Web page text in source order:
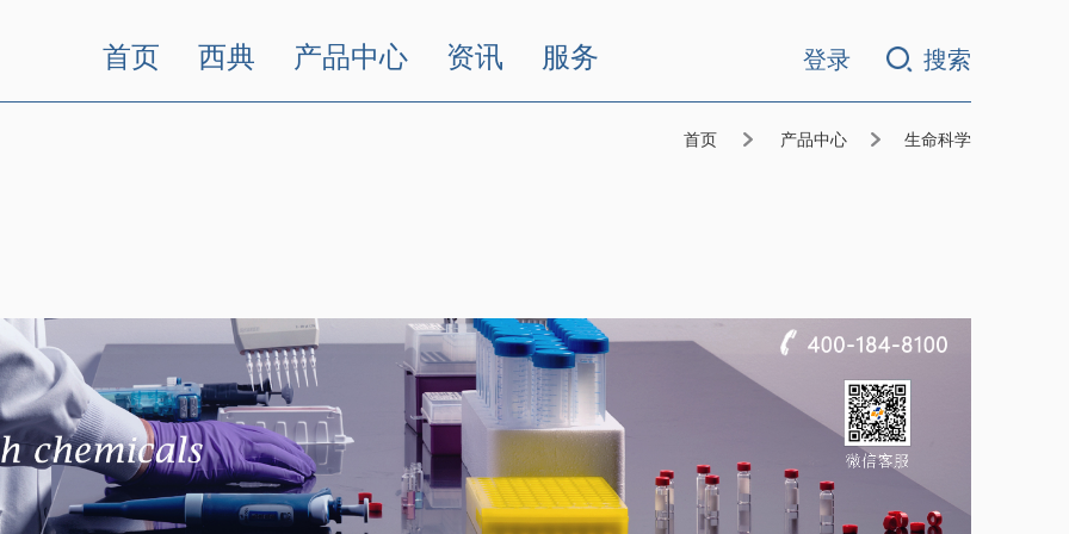
首页 西典 产品中心 资讯 服务 登录 搜索
首页 产品中心 生命科学